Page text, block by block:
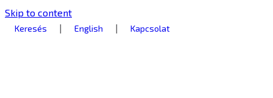
Skip to content
Keresés | English | Kapcsolat